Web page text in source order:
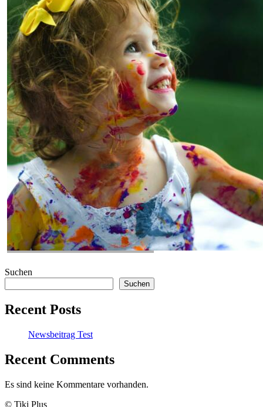
Suchen
Suchen
Recent Posts
Newsbeitrag Test
Recent Comments
Es sind keine Kommentare vorhanden.
© Tiki Plus